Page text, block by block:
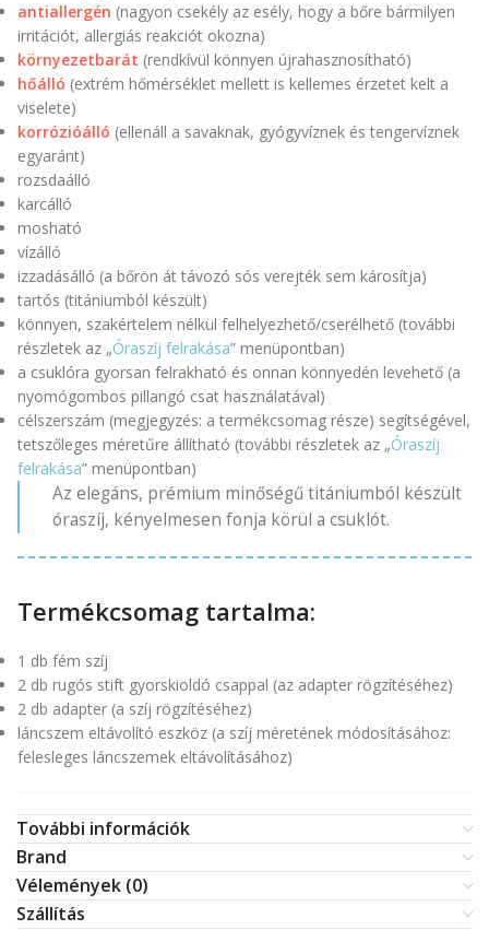
antiallergén (nagyon csekély az esély, hogy a bőre bármilyen
irritációt, allergiás reakciót okozna)
környezetbarát (rendkívül könnyen újrahasznosítható)
hőálló (extrém hőmérséklet mellett is kellemes érzetet kelt a
viselete)
korrózióálló (ellenáll a savaknak, gyógyvíznek és tengervíznek
egyaránt)
rozsdaálló
karcálló
mosható
vízálló
izzadásálló (a bőrön át távozó sós verejték sem károsítja)
tartós (titániumból készült)
könnyen, szakértelem nélkül felhelyezhető/cserélhető (további
részletek az „Óraszíj felrakása” menüpontban)
a csuklóra gyorsan felrakható és onnan könnyedén levehető (a
nyomógombos pillangó csat használatával)
célszerszám (megjegyzés: a termékcsomag része) segítségével,
tetszőleges méretűre állítható (további részletek az „Óraszíj
felrakása” menüpontban)
Az elegáns, prémium minőségű titániumból készült
óraszíj, kényelmesen fonja körül a csuklót.
Termékcsomag tartalma:
1 db fém szíj
2 db rugós stift gyorskioldó csappal (az adapter rögzítéséhez)
2 db adapter (a szíj rögzítéséhez)
láncszem eltávolító eszköz (a szíj méretének módosításához:
felesleges láncszemek eltávolításához)
További információk
Brand
Vélemények (0)
Szállítás